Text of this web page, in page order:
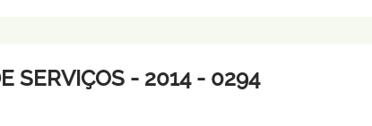
SERVIÇOS - 2014 - 0294